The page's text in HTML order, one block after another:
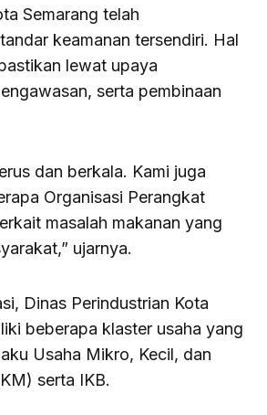
Semarang telah
keamanan tersendiri. Hal
lewat upaya
serta pembinaan
dan berkala. Kami juga
Organisasi Perangkat
masalah makanan yang
ujarnya.
Dinas Perindustrian Kota
beberapa klaster usaha yang
Usaha Mikro, Kecil, dan
serta IKB.